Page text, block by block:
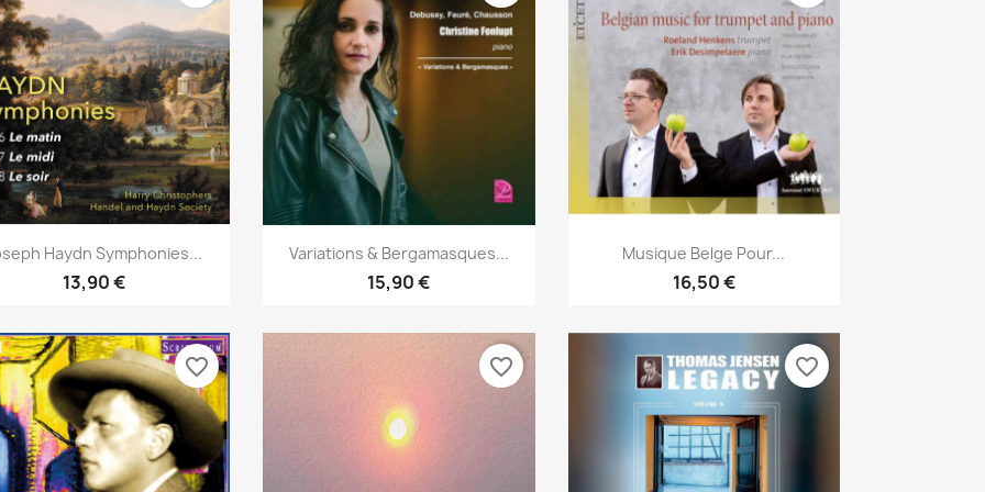
 Aperçu rapide
Haydn Symphonies...
13,90 €
Aperçu rapide
Variations & Bergamasques...
15,90 €
Aperçu rapide
Musique Belge Pour...
16,50 €
favorite_border favorite_border favorite_border